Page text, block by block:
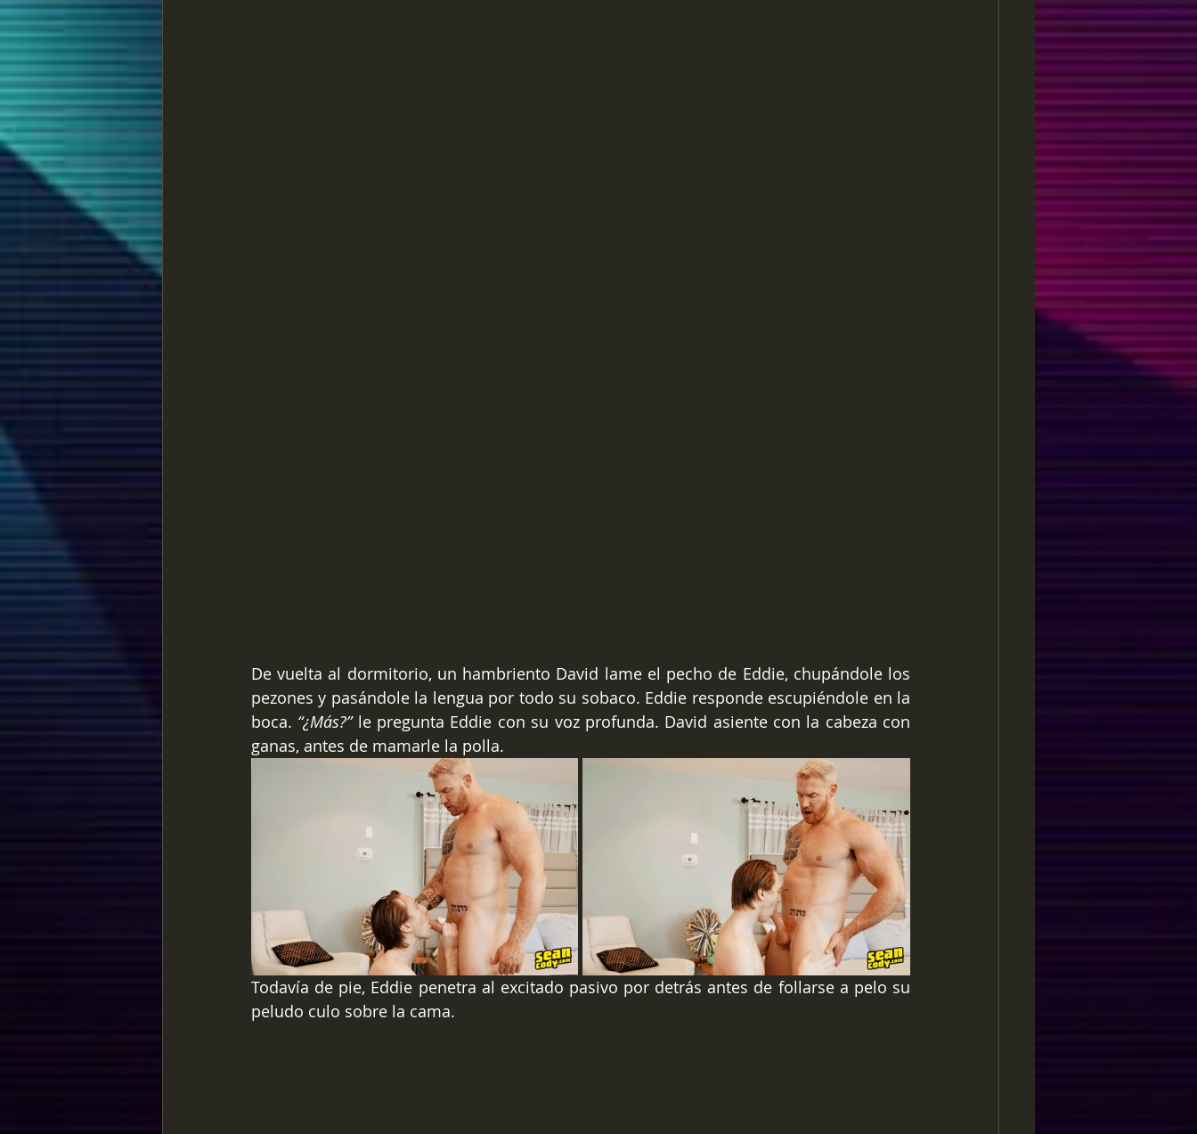
De vuelta al dormitorio, un hambriento David lame el pecho de Eddie, chupándole los
pezones y pasándole la lengua por todo su sobaco. Eddie responde escupiéndole en la
boca. “¿Más?” le pregunta Eddie con su voz profunda. David asiente con la cabeza con
ganas, antes de mamarle la polla.
Todavía de pie, Eddie penetra al excitado pasivo por detrás antes de follarse a pelo su
peludo culo sobre la cama.